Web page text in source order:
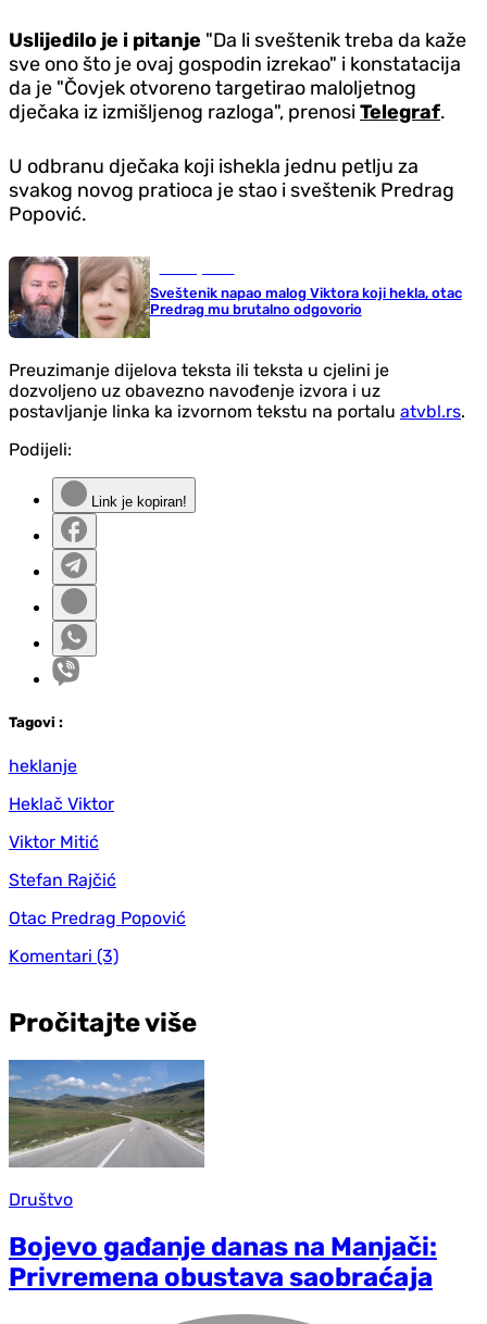
Uslijedilo je i pitanje "Da li sveštenik treba da kaže
sve ono što je ovaj gospodin izrekao" i konstatacija
da je "Čovjek otvoreno targetirao maloljetnog
dječaka iz izmišljenog razloga", prenosiTelegraf.
U odbranu dječaka koji ishekla jednu petlju za
svakog novog pratioca je stao i sveštenik Predrag
Popović.
Sveštenik napao malog Viktora koji hekla, otac
Predrag mu brutalno odgovorio
Preuzimanje dijelova teksta ili teksta u cjelini je
dozvoljeno uz obavezno navođenje izvora i uz
postavljanje linka ka izvornom tekstu na portalu atvbl.rs.
Podijeli:
Link je kopiran!
Tagovi :
heklanje
Heklač Viktor
Viktor Mitić
Stefan Rajčić
Otac Predrag Popović
Komentari (3)
Pročitajte više
Društvo
Bojevo gađanje danas na Manjači:
Privremena obustava saobraćaja